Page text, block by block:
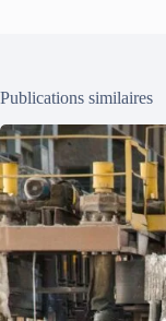
Publications similaires